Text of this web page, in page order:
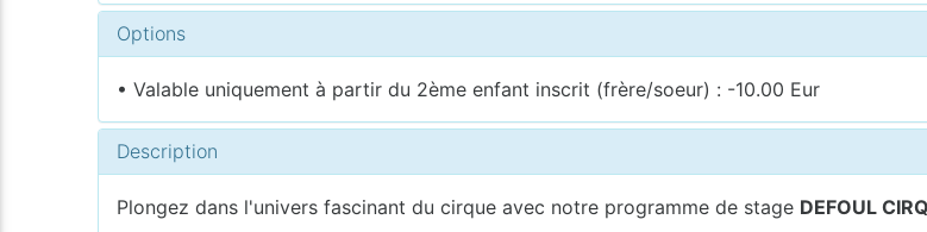
Options
• Valable uniquement à partir du 2ème enfant inscrit (frère/soeur) : -10.00 Eur
Description
Plongez dans l'univers fascinant du cirque avec notre programme de stage DEFOUL